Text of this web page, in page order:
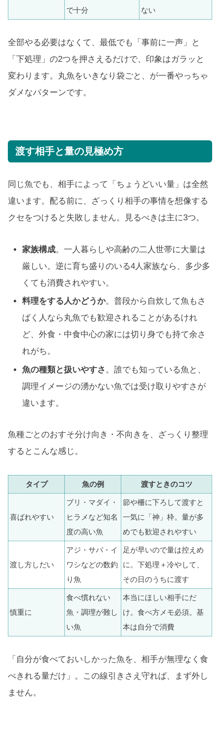
で十分
ない
全部やる必要はなくて、最低でも「事前に一声」と
「下処理」の2つを押さえるだけで、印象はガラッと
変わります。丸魚をいきなり袋ごと、が一番やっちゃ
ダメなパターンです。
渡す相手と量の見極め方
同じ魚でも、相手によって「ちょうどいい量」は全然
違います。配る前に、ざっくり相手の事情を想像する
クセをつけると失敗しません。見るべきは主に3つ。
家族構成。一人暮らしや高齢の二人世帯に大量は
厳しい。逆に育ち盛りのいる4人家族なら、多少多
くても消費されやすい。
料理をする人かどうか。普段から自炊して魚もさ
ばく人なら丸魚でも歓迎されることがあるけれ
ど、外食・中食中心の家には切り身でも持て余さ
れがち。
魚の種類と扱いやすさ 。誰でも知っている魚と、
調理イメージの湧かない魚では受け取りやすさが
違います。
魚種ごとのおすそ分け向き・不向きを、ざっくり整理
するとこんな感じ。
タイプ 魚の例 渡すときのコツ
喜ばれやすい
ブリ・マダイ・
ヒラメなど知名
度の高い魚
節や柵に下ろして渡すと
一気に「神」枠。量が多
めでも歓迎されやすい
渡し方しだい
アジ・サバ・イ
ワシなどの数釣
り魚
足が早いので量は控えめ
に。下処理＋冷やして、
その日のうちに渡す
慎重に
食べ慣れない
魚・調理が難し
い魚
本当にほしい相手にだ
け。食べ方メモ必須。基
本は自分で消費
「自分が食べておいしかった魚を、相手が無理なく食
べきれる量だけ」。この線引きさえ守れば、まず外し
ません。